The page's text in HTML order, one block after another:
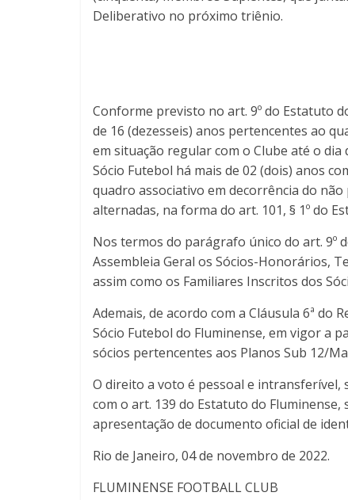
Deliberativo no próximo triênio.
Conforme previsto no art. 9º do Estatuto
de 16 (dezesseis) anos pertencentes ao
em situação regular com o Clube até o
Sócio Futebol há mais de 02 (dois) anos
quadro associativo em decorrência do
alternadas, na forma do art. 101, § 1º do
Nos termos do parágrafo único do art. 9º
Assembleia Geral os Sócios-Honorários,
assim como os Familiares Inscritos dos
Ademais, de acordo com a Cláusula 6ª do
Sócio Futebol do Fluminense, em vigor a
sócios pertencentes aos Planos Sub 12/
O direito a voto é pessoal e intransferível,
com o art. 139 do Estatuto do
apresentação de documento oficial de
Rio de Janeiro, 04 de novembro de 2022.
FLUMINENSE FOOTBALL CLUB